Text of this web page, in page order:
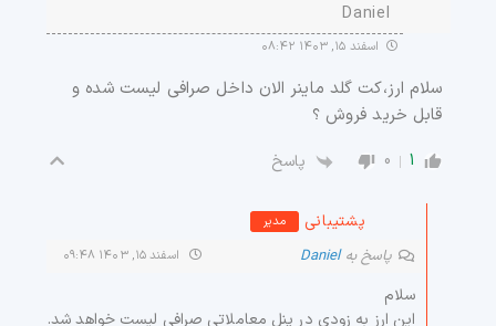
Daniel
اسفند ۱۵, ۱۴۰۳ ۰۸:۴۲
سلام ارز،کت گلد ماینر الان داخل صرافی لیست شده و
قابل خرید فروش ؟
1
0 پاسخ
پشتیبانی مدیر
پاسخ بهDaniel اسفند ۱۵, ۱۴۰۳ ۰۹:۴۸
سلام
این ارز به زودی در پنل معاملاتی صرافی لیست خواهد شد.